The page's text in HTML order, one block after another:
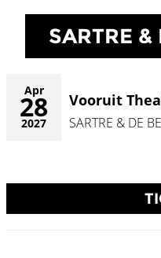
SARTRE &
Apr
28
2027
Vooruit
SARTRE & DE